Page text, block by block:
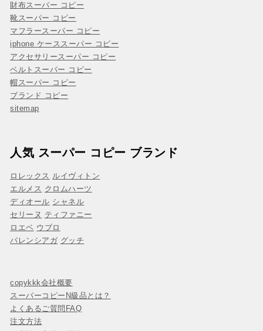
財布スーパー コピー
靴スーパー コピー
マフラースーパー コピー
iphone ケーススーパー コピー
アクセサリースーパー コピー
ベルトスーパー コピー
帽スーパー コピー
ブランド コピー
sitemap
人気 スーパー コピー ブランド
ロレックス ルイヴィトン
エルメス クロムハーツ
ディオール シャネル
セリーヌ ティファニー
ロエベ ウブロ
バレンシアガ グッチ
copykkk会社概要
スーパーコピーN級品とは？
よくあるご質問FAQ
注文方法